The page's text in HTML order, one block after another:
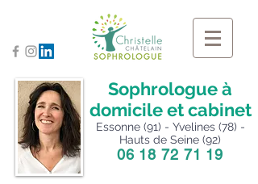
Sophrologue à
domicile et cabinet
Essonne (91) - Yvelines (78) -
Hauts de Seine (92)
06 18 72 71 19